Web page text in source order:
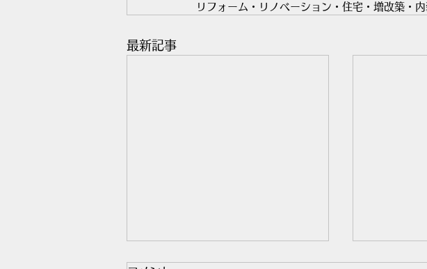
リフォーム・リノベーション・住宅・増改築・
最新記事